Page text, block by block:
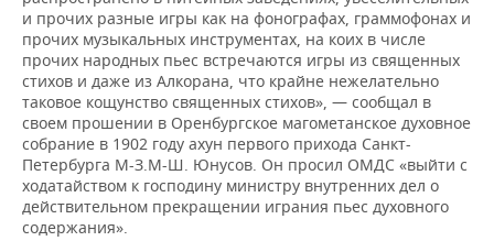
и прочих разные игры как на фонографах, граммофонах и
прочих музыкальных инструментах, на коих в числе
прочих народных пьес встречаются игры из священных
стихов и даже из Алкорана, что крайне нежелательно
таковое кощунство священных стихов», — сообщал в
своем прошении в Оренбургское магометанское духовное
собрание в 1902 году ахун первого прихода Санкт-
Петербурга М-З.М-Ш. Юнусов. Он просил ОМДС «выйти с
ходатайством к господину министру внутренних дел о
действительном прекращении играния пьес духовного
содержания».